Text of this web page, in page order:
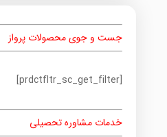
جست و جوی محصولات پرواز
[prdctfltr_sc_get_filter]
خدمات مشاوره تحصیلی